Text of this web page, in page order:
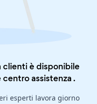
clienti è disponibile
centro assistenza .
esperti lavora giorno